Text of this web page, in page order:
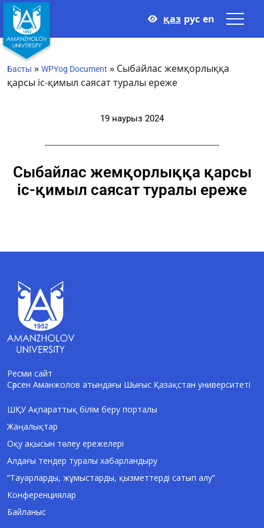
қаз рус en
Басты » WPYog Document » Сыбайлас жемқорлыққа
қарсы іс-қимыл саясат туралы ереже
19 наурыз 2024
Сыбайлас жемқорлыққа қарсы
іс-қимыл саясат туралы ереже
Ресми сайт
Сәрсен Аманжолов атындағы Шығыс Қазақстан университеті
ШҚУ Ақпараттық білім беру порталы
Жаңалықтар
Оқу ақысын төлеу ережелері
Алдағы тендер туралы хабарландыру
“Тауарларды, жұмыстарды, қызметтерді сатып алу”
Конференциялар
Байланыс
AI-Talapker
Сәлем! Мен AI-Talapker — Сәрсен
Аманжолов атындағы Шығыс Қазақстан
университеті (ШҚУ) көмекшісімін.
Бакалавриат, магистратура, докторантура